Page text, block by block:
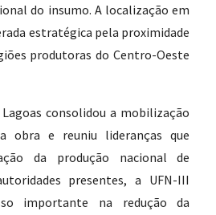
do insumo. A localização em
estratégica pela proximidade
produtoras do Centro-Oeste
consolidou a mobilização
obra e reuniu lideranças que
da produção nacional de
presentes, a UFN-III
importante na redução da